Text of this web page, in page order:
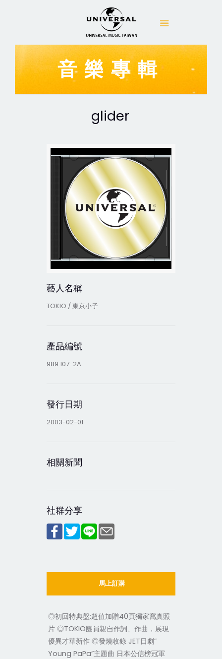
音樂專輯
glider
藝人名稱
TOKIO / 東京小子
產品編號
989 107-2A
發行日期
2003-02-01
相關新聞
社群分享
馬上訂購
◎初回特典盤:超值加贈40頁獨家寫真照
片 ◎TOKIO團員親自作詞、作曲，展現
優異才華新作 ◎發燒收錄 JET日劇”
Young PaPa”主題曲 日本公信榜冠軍